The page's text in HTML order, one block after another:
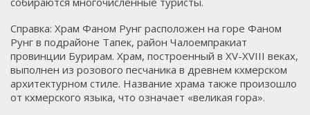
Справка: Храм Фаном Рунг расположен на горе Фаном
Рунг в подрайоне Тапек, район Чалоемпракиат
провинции Бурирам. Храм, построенный в XV-XVIII веках,
выполнен из розового песчаника в древнем кхмерском
архитектурном стиле. Название храма также произошло
от кхмерского языка, что означает «великая гора».